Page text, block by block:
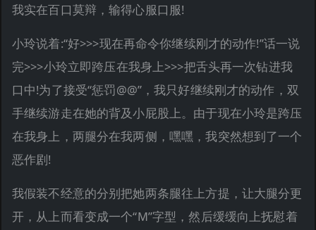
我实在百口莫辩，输得心服口服!
小玲说着:“好>>>现在再命令你继续刚才的动作!”话一说
完>>>小玲立即跨压在我身上>>>把舌头再一次钻进我
口中!为了接受“惩罚@@”，我只好继续刚才的动作，双
手继续游走在她的背及小屁股上。由于现在小玲是跨压
在我身上，两腿分在我两侧，嘿嘿，我突然想到了一个
恶作剧!
我假装不经意的分别把她两条腿往上方提，让大腿分更
开，从上而看变成一个“M”字型，然后缓缓向上抚慰着